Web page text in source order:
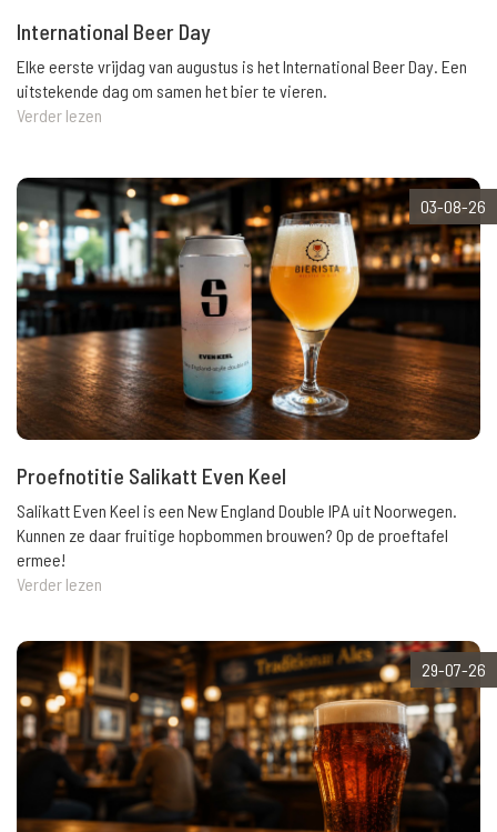
International Beer Day
Elke eerste vrijdag van augustus is het International Beer Day. Een
uitstekende dag om samen het bier te vieren.
Verder lezen
03-08-26
Proefnotitie Salikatt Even Keel
Salikatt Even Keel is een New England Double IPA uit Noorwegen.
Kunnen ze daar fruitige hopbommen brouwen? Op de proeftafel
ermee!
Verder lezen
29-07-26